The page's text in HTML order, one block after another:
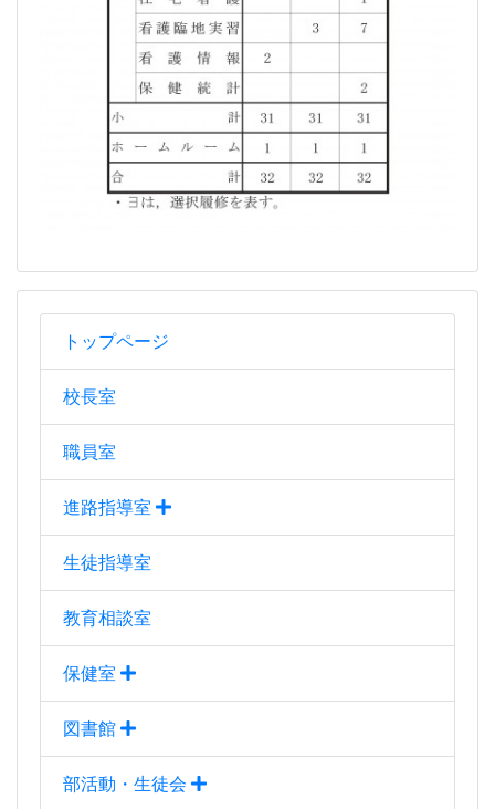
トップページ
校長室
職員室
進路指導室
生徒指導室
教育相談室
保健室
図書館
部活動・生徒会